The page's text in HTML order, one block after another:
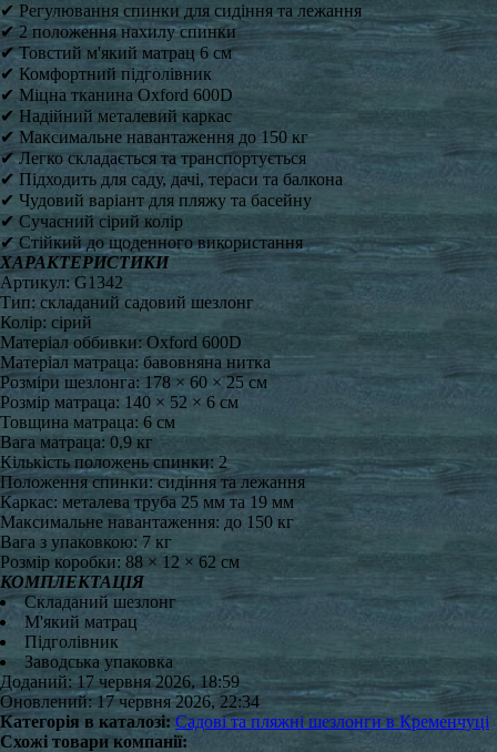
✔ Регулювання спинки для сидіння та лежання
✔ 2 положення нахилу спинки
✔ Товстий м'який матрац 6 см
✔ Комфортний підголівник
✔ Міцна тканина Oxford 600D
✔ Надійний металевий каркас
✔ Максимальне навантаження до 150 кг
✔ Легко складається та транспортується
✔ Підходить для саду, дачі, тераси та балкона
✔ Чудовий варіант для пляжу та басейну
✔ Сучасний сірий колір
✔ Стійкий до щоденного використання
ХАРАКТЕРИСТИКИ
Артикул: G1342
Тип: складаний садовий шезлонг
Колір: сірий
Матеріал оббивки: Oxford 600D
Матеріал матраца: бавовняна нитка
Розміри шезлонга: 178 × 60 × 25 см
Розмір матраца: 140 × 52 × 6 см
Товщина матраца: 6 см
Вага матраца: 0,9 кг
Кількість положень спинки: 2
Положення спинки: сидіння та лежання
Каркас: металева труба 25 мм та 19 мм
Максимальне навантаження: до 150 кг
Вага з упаковкою: 7 кг
Розмір коробки: 88 × 12 × 62 см
КОМПЛЕКТАЦІЯ
Складаний шезлонг
М'який матрац
Підголівник
Заводська упаковка
Доданий: 17 червня 2026, 18:59
Оновлений: 17 червня 2026, 22:34
Категорія в каталозі: Садові та пляжні шезлонги в Кременчуці
Схожі товари компанії: